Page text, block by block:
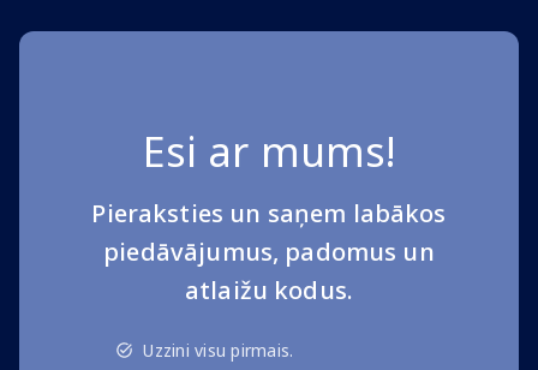
Esi ar mums!
Pieraksties un saņem labākos
piedāvājumus, padomus un
atlaižu kodus.
Uzzini visu pirmais.